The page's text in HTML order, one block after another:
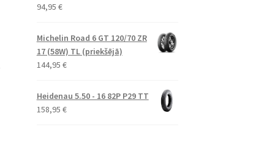
94,95 €
Michelin Road 6 GT 120/70 ZR
17 (58W) TL (priekšējā)
144,95 €
Heidenau 5.50 - 16 82P P29 TT
158,95 €